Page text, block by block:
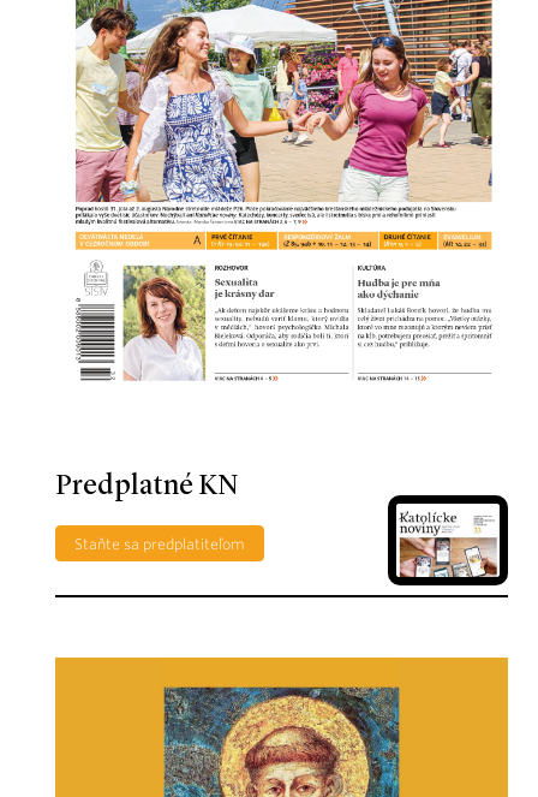
Predplatné KN
Staňte sa predplatiteľom